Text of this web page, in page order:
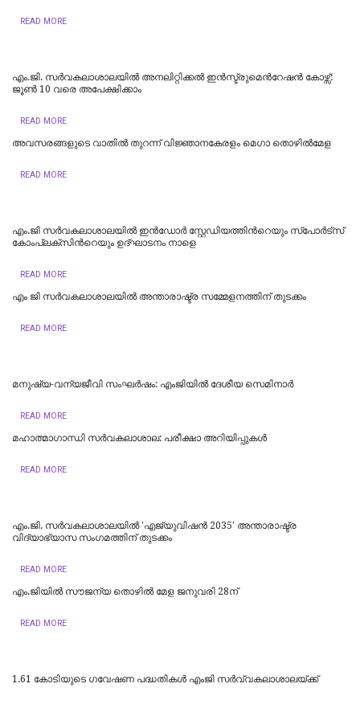
READ MORE
എം.ജി. സര്‍വകലാശാലയില്‍ അനലിറ്റിക്കല്‍ ഇന്‍സ്ട്രുമെന്‍റേഷന്‍ കോഴ്സ്:
ജൂണ്‍ 10 വരെ അപേക്ഷിക്കാം
READ MORE
അവസരങ്ങളുടെ വാതില്‍ തുറന്ന് വിജ്ഞാനകേരളം മെഗാ തൊഴില്‍മേള
READ MORE
എം.ജി സർവകലാശാലയിൽ ഇൻഡോർ സ്റ്റേഡിയത്തിന്‍റെയും സ്‌പോർട്‌സ്
കോംപ്ലക്‌സിന്‍റെയും ഉദ്ഘാടനം നാളെ
READ MORE
എം ജി സർവകലാശാലയിൽ അന്താരാഷ്ട്ര സമ്മേളനത്തിന് തുടക്കം
READ MORE
മനുഷ്യ-വന്യജീവി സംഘർഷം: എംജിയിൽ ദേശീയ സെമിനാർ
READ MORE
മഹാത്മാഗാന്ധി സർവകലാശാല: പരീക്ഷാ അറിയിപ്പുകൾ
READ MORE
എം.ജി. സർവകലാശാലയിൽ 'എജ്യുവിഷൻ 2035' അന്താരാഷ്ട്ര
വിദ്യാഭ്യാസ സംഗമത്തിന് തുടക്കം
READ MORE
എം.ജിയില്‍ സൗജന്യ തൊഴില്‍ മേള ജനുവരി 28ന്
READ MORE
1.61 കോടിയുടെ ഗവേഷണ പദ്ധതികള്‍ എംജി സര്‍വ്വകലാശാലയ്ക്ക്